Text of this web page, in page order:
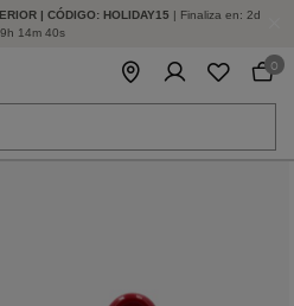
| CÓDIGO: HOLIDAY15 | Finaliza en: 2d
h 14m 40s
| SEGUNDAS REBAJAS
0